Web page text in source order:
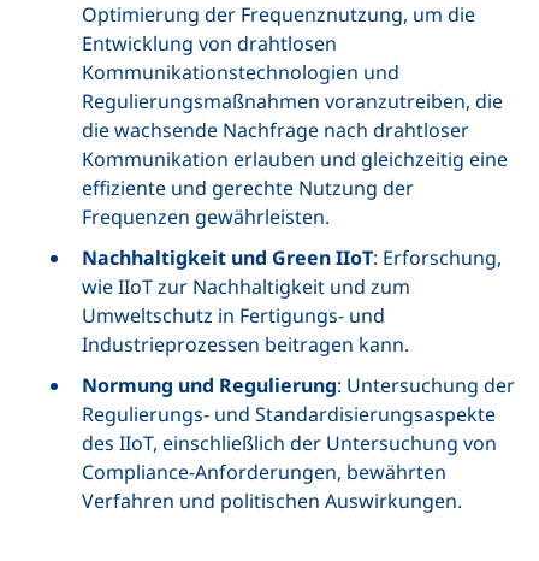
Optimierung der Frequenznutzung, um die
Entwicklung von drahtlosen
Kommunikationstechnologien und
Regulierungsmaßnahmen voranzutreiben, die
die wachsende Nachfrage nach drahtloser
Kommunikation erlauben und gleichzeitig eine
effiziente und gerechte Nutzung der
Frequenzen gewährleisten.
Nachhaltigkeit und Green IIoT: Erforschung,
wie IIoT zur Nachhaltigkeit und zum
Umweltschutz in Fertigungs- und
Industrieprozessen beitragen kann.
Normung und Regulierung: Untersuchung der
Regulierungs- und Standardisierungsaspekte
des IIoT, einschließlich der Untersuchung von
Compliance-Anforderungen, bewährten
Verfahren und politischen Auswirkungen.